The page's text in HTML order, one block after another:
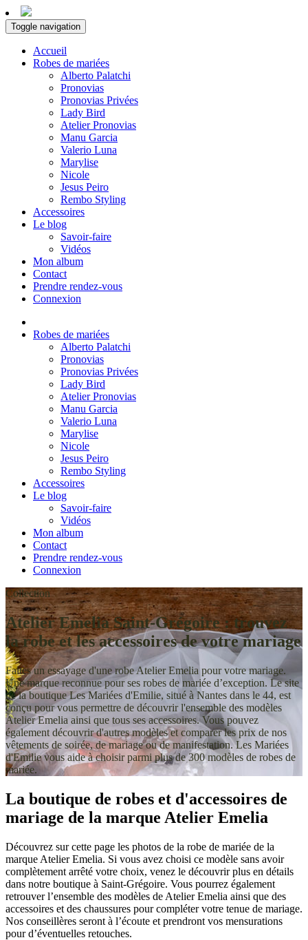
Toggle navigation
Accueil
Robes de mariées
Alberto Palatchi
Pronovias
Pronovias Privées
Lady Bird
Atelier Pronovias
Manu Garcia
Valerio Luna
Marylise
Nicole
Jesus Peiro
Rembo Styling
Accessoires
Le blog
Savoir-faire
Vidéos
Mon album
Contact
Prendre rendez-vous
Connexion
Robes de mariées
Alberto Palatchi
Pronovias
Pronovias Privées
Lady Bird
Atelier Pronovias
Manu Garcia
Valerio Luna
Marylise
Nicole
Jesus Peiro
Rembo Styling
Accessoires
Le blog
Savoir-faire
Vidéos
Mon album
Contact
Prendre rendez-vous
Connexion
Collection
Atelier Emelia Saint-Grégoire : trouvez
la robe et les accessoires de votre mariage
Faites un essayage d'une robe Atelier Emelia pour votre mariage.
Une marque reconnue pour ses robes de mariée d’exception. Le site
de la boutique Les Mariées d'Emilie, situé à Nantes dans le 44, est
conçu pour vous permettre de découvrir l'ensemble des modèles
Atelier Emelia ainsi que tous ses accessoires. Vous pouvez
également découvrir d'autres modèles et comparer les prix de nos
vêtements de soirée, de mariage ou de manifestation. Les Mariées
d'Emilie vous aide à choisir parmi plus de 300 modèles de robes de
mariée.
La boutique de robes et d'accessoires de
mariage de la marque Atelier Emelia
Découvrez sur cette page les photos de la robe de mariée de la
marque Atelier Emelia. Si vous avez choisi ce modèle sans avoir
complètement arrêté votre choix, venez le découvrir plus en détails
dans notre boutique à Saint-Grégoire. Vous pourrez également
retrouver l’ensemble des modèles de Atelier Emelia ainsi que des
accessoires et des chaussures pour compléter votre tenue de mariage.
Nos conseillères seront à l’écoute et prendront vos mensurations
pour d’éventuelles retouches.